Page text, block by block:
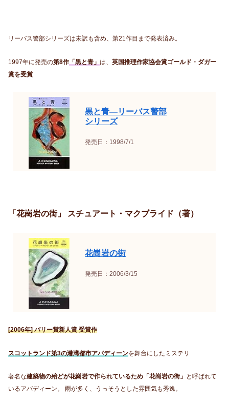
リーバス警部シリーズは未訳も含め、第21作目まで発表済み。
1997年に発売の第8作 「黒と青」 は、 英国推理作家協会賞ゴールド・ダガー
賞を受賞
黒と青―リーバス警部
シリーズ
発売日：1998/7/1
「花崗岩の街」 スチュアート・マクブライド（著）
花崗岩の街
発売日：2006/3/15
[2006年] バリー賞新人賞 受賞作
スコットランド第3の港湾都市アバディーンを舞台にしたミステリ
著名な建築物の殆どが花崗岩で作られているため「花崗岩の街」 と呼ばれて
いるアバディーン。 雨が多く、うっそうとした雰囲気も秀逸。